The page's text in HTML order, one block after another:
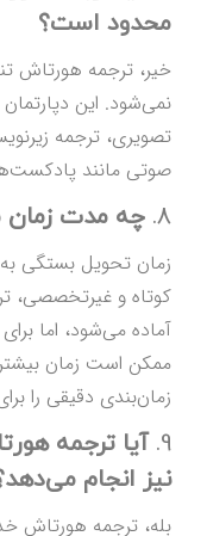
محدود است؟
خیر، ترجمه هورتاش
نمی‌شود. این
تصویری، ترجمه
صوتی مانند
8. چه مدت زمان
زمان تحویل بستگی
کوتاه و غیرتخصصی،
آماده می‌شود، اما
ممکن است زمان
زمان‌بندی دقیقی را
9. آیا ترجمه
نیز انجام
بله، ترجمه هورتاش